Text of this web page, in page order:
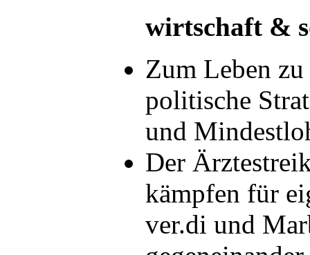
wirtschaft &
Zum Leben
politische
und
Der
kämpfen für
ver.di und